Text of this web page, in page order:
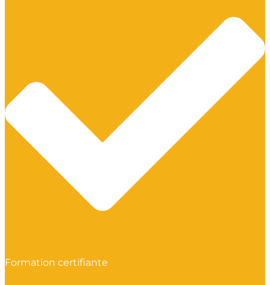
Formation certifiante